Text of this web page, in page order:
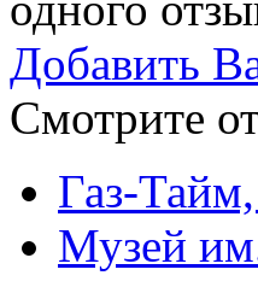
Добавить
Смотрите
Газ-
Музей